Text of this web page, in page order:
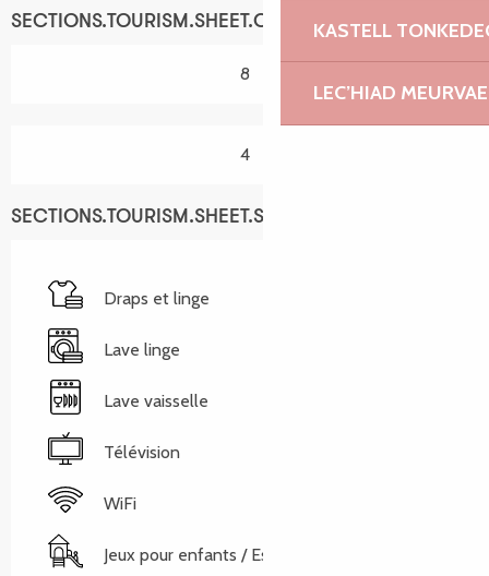
KASTELL
LEC’HIAD
SECTIONS.TOURISM.SHEET.CAPACITY
8
4
SECTIONS.TOURISM.SHEET.SERVICES
Draps et linge
Lave linge
Lave vaisselle
Télévision
WiFi
Jeux pour enfants / Espace jeux